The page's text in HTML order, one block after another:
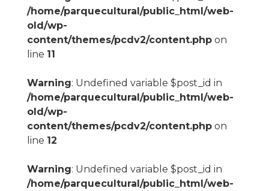
/home/parquecultural/public_html/web-
old/wp-
content/themes/pcdv2/content.phpon
line 11
Warning: Undefined variable $post_id in
/home/parquecultural/public_html/web-
old/wp-
content/themes/pcdv2/content.phpon
line 12
Warning: Undefined variable $post_id in
/home/parquecultural/public_html/web-